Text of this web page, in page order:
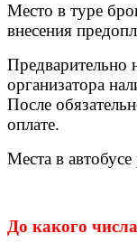
Место в туре
внесения
Предварительно
организатора
После
оплате.
Места в
До какого